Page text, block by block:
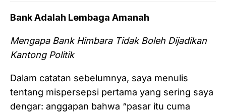
Bank Adalah Lembaga Amanah
Mengapa Bank Himbara Tidak Boleh Dijadikan
Kantong Politik
Dalam catatan sebelumnya, saya menulis
tentang mispersepsi pertama yang sering saya
dengar: anggapan bahwa “pasar itu cuma